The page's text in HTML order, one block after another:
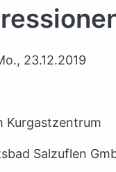
23.12.2019
Kurgastzentrum
Salzuflen